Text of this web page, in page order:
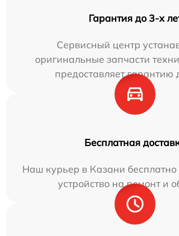
Гарантия до 3-х
Сервисный центр
оригинальные запчасти
предоставляет гарантию
Бесплатная
Наш курьер в Казани бесплатно
устройство на ремонт и